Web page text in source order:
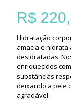
R$
Hidratação
amacia e
desidratadas.
enriquecidos
substâncias
deixando a pele
agradável.